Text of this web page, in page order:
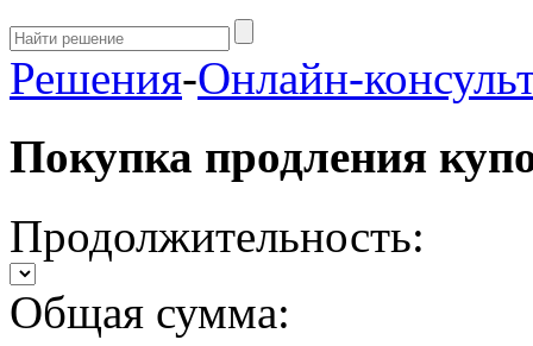
Решения-Онлайн-
Покупка продления
Продолжительность:
Общая сумма: